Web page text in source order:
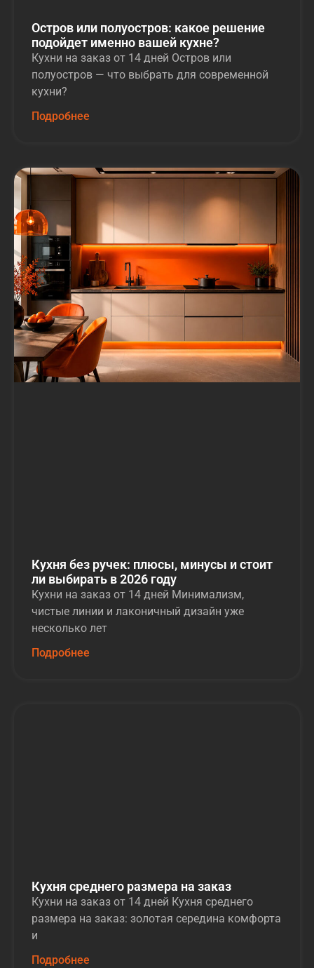
Остров или полуостров: какое решение
подойдет именно вашей кухне?
Кухни на заказ от 14 дней Остров или
полуостров — что выбрать для современной
кухни?
Подробнее
Кухня без ручек: плюсы, минусы и стоит
ли выбирать в 2026 году
Кухни на заказ от 14 дней Минимализм,
чистые линии и лаконичный дизайн уже
несколько лет
Подробнее
Кухня среднего размера на заказ
Кухни на заказ от 14 дней Кухня среднего
размера на заказ: золотая середина комфорта
и
Подробнее